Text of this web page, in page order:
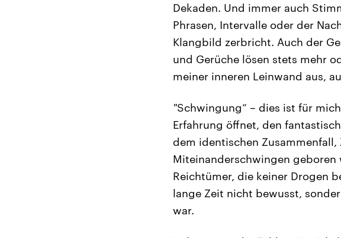
Dekaden. Und immer auch
Phrasen, Intervalle oder der
Klangbild zerbricht. Auch der
und Gerüche lösen stets mehr
meiner inneren Leinwand aus,
"Schwingung“ – dies ist für
Erfahrung öffnet, den
dem identischen
Miteinanderschwingen geboren
Reichtümer, die keiner Drogen
lange Zeit nicht bewusst,
war.